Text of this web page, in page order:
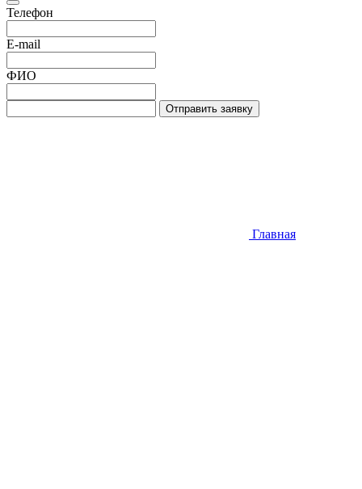
Телефон
E-mail
ФИО
Отправить заявку
Главная